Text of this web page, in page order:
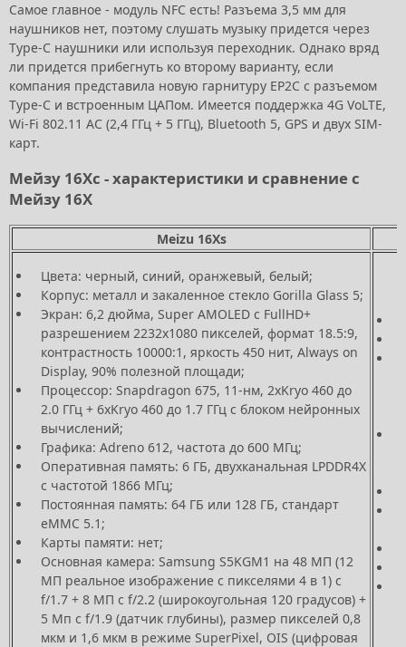
Самое главное - модуль NFC есть! Разъема 3,5 мм для
наушников нет, поэтому слушать музыку придется через
Type-C наушники или используя переходник. Однако вряд
ли придется прибегнуть ко второму варианту, если
компания представила новую гарнитуру EP2C с разъемом
Type-C и встроенным ЦАПом. Имеется поддержка 4G VoLTE,
Wi-Fi 802.11 AC (2,4 ГГц + 5 ГГц), Bluetooth 5, GPS и двух SIM-
карт.
Мейзу 16Хс - характеристики и сравнение с
Мейзу 16Х
Meizu 16Xs
Цвета: черный, синий, оранжевый, белый;
Корпус: металл и закаленное стекло Gorilla Glass 5;
Экран: 6,2 дюйма, Super AMOLED с FullHD+
разрешением 2232х1080 пикселей, формат 18.5:9,
контрастность 10000:1, яркость 450 нит, Always on
Display, 90% полезной площади;
Процессор: Snapdragon 675, 11-нм, 2хKryo 460 до
2.0 ГГц + 6хKryo 460 до 1.7 ГГц с блоком нейронных
вычислений;
Графика: Adreno 612, частота до 600 МГц;
Оперативная память: 6 ГБ, двухканальная LPDDR4X
с частотой 1866 МГц;
Постоянная память: 64 ГБ или 128 ГБ, стандарт
eMMC 5.1;
Карты памяти: нет;
Основная камера: Samsung S5KGM1 на 48 МП (12
МП реальное изображение с пикселями 4 в 1) с
f/1.7 + 8 МП с f/2.2 (широкоугольная 120 градусов) +
5 Мп с f/1.9 (датчик глубины), размер пикселей 0,8
мкм и 1,6 мкм в режиме SuperPixel, OIS (цифровая